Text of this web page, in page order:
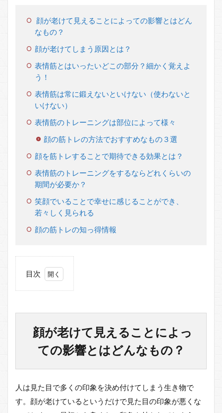
顔が老けて見えることによっての影響とはどん
なもの？
顔が老けてしまう原因とは？
表情筋とはいったいどこの部分？細かく覚えよ
う！
表情筋は常に鍛えないといけない（使わないと
いけない）
表情筋のトレーニングは部位によって様々
顔の筋トレの方法でおすすめなもの３選
顔を筋トレすることで期待できる効果とは？
表情筋のトレーニングをするならどれくらいの
期間が必要か？
笑顔でいることで幸せに感じることができ、
若々しく見られる
顔の筋トレの知っ得情報
目次
けて
見え
るこ
どん
なも
顔が老けて見えることによっ
ての影響とはどんなもの？
人は見た目で多くの印象を決め付けてしまう生き物で
す。顔が老けているというだけで見た目の印象が悪くな